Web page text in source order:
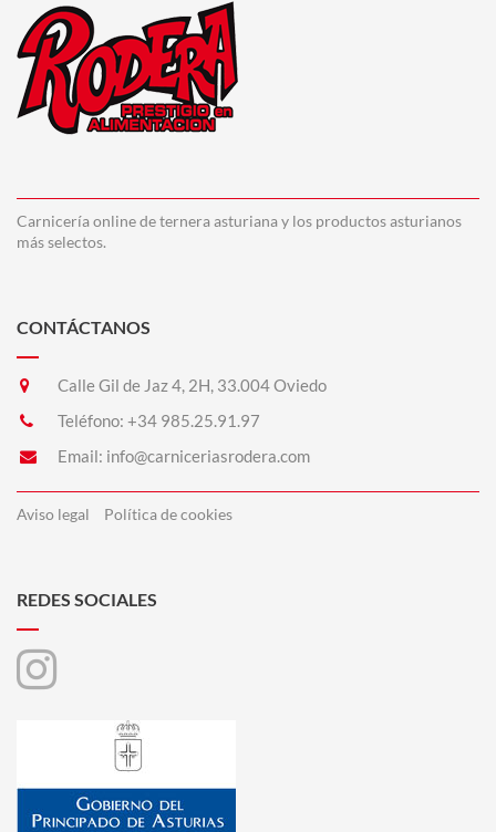
Carnicería online de ternera asturiana y los productos asturianos
más selectos.
CONTÁCTANOS
Calle Gil de Jaz 4, 2H, 33.004 Oviedo
Teléfono: +34 985.25.91.97
Email: info@carniceriasrodera.com
Aviso legal Política de cookies
REDES SOCIALES